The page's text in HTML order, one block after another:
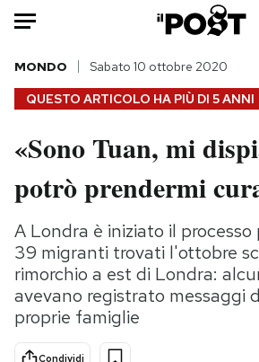
Auto
HOME
Italia
Mondo
Politica
Tecnologia
Internet
Scienza
Cultura
Economia
Sport
Moda
Ok
Media
QUESTO ARTICOLO HA PIÙ DI 5 ANNI
MONDO Sabato 10 ottobre 2020
«Sono Tuan, mi
potrò prendermi
A Londra è iniziato il
39 migranti trovati l'ottobre
rimorchio a est di Londra:
avevano registrato messaggi
proprie famiglie
Condividi